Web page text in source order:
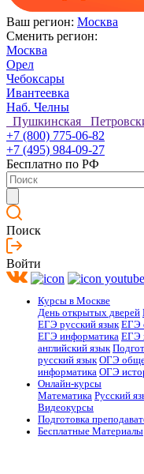
Ваш регион: Москва
Сменить регион:
Москва
Орел
Чебоксары
Ивантеевка
Наб. Челны
Пушкинская
+7 (800) 775-06-82
+7 (495) 984-09-27
Бесплатно по РФ
Поиск
Войти
Курсы в Москве
День открытых дверей
ЕГЭ русский язык ЕГЭ
ЕГЭ информатика ЕГЭ
английский язык
русский язык ОГЭ
информатика ОГЭ
Онлайн-курсы
Математика Русский
Видеокурсы
Подготовка
Бесплатные Материалы